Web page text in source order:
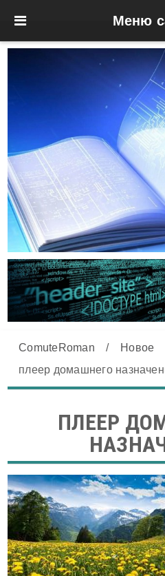
Меню
ComuteRoman / Новое
плеер домашнего
ПЛЕЕР